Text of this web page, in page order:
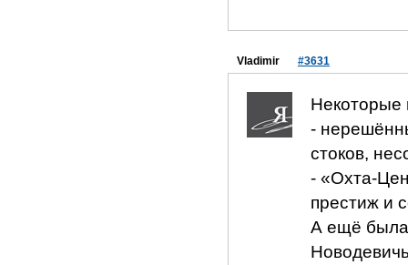
Vladimir #3631
Некоторые
-
стоков,
- «Охта-
престиж и
А ещё была